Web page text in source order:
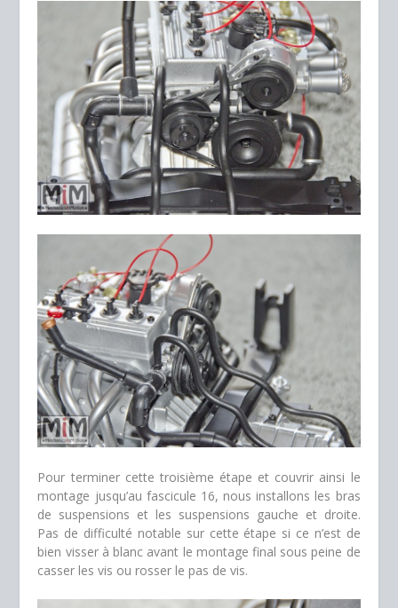
Pour terminer cette troisième étape et couvrir ainsi le
montage jusqu’au fascicule 16, nous installons les bras
de suspensions et les suspensions gauche et droite.
Pas de difficulté notable sur cette étape si ce n’est de
bien visser à blanc avant le montage final sous peine de
casser les vis ou rosser le pas de vis.